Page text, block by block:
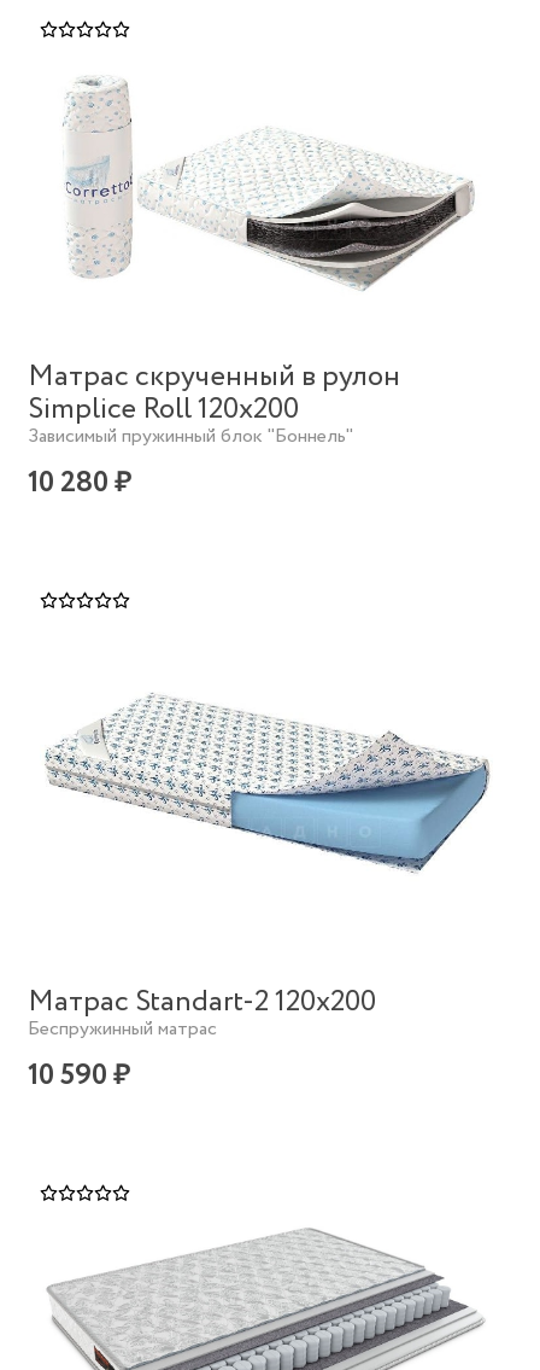
Матрас скрученный в рулон
Simplice Roll 120х200
Зависимый пружинный блок "Боннель"
10 280 ₽
Матрас Standart-2 120х200
Беспружинный матрас
10 590 ₽